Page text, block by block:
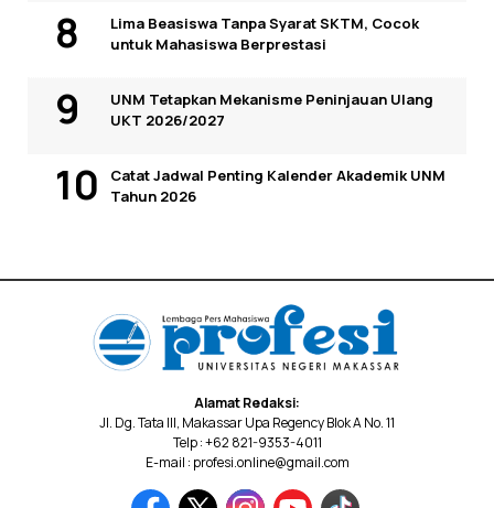
Lima Beasiswa Tanpa Syarat SKTM, Cocok
untuk Mahasiswa Berprestasi
UNM Tetapkan Mekanisme Peninjauan Ulang
UKT 2026/2027
Catat Jadwal Penting Kalender Akademik UNM
Tahun 2026
Alamat Redaksi:
Jl. Dg. Tata III, Makassar Upa Regency Blok A No. 11
Telp : +62 821-9353-4011
E-mail : profesi.online@gmail.com